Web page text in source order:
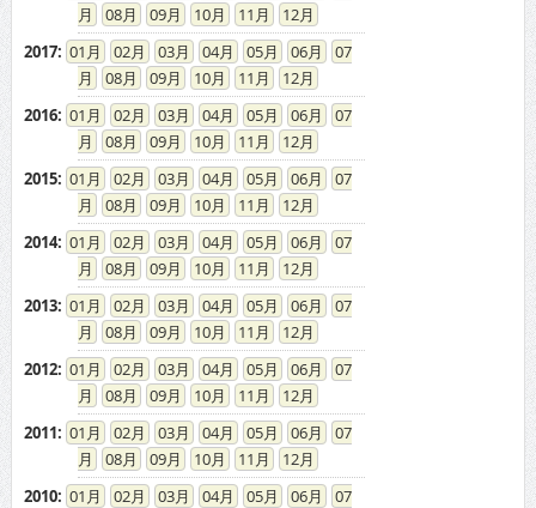
08
09 10 11
12
2017: 01 02 03 04 05 06
07
08
09 10 11
12
2016: 01 02 03 04 05 06
07
08
09 10 11
12
2015: 01 02 03 04 05 06
07
08
09 10 11
12
2014: 01 02 03 04 05 06
07
08
09 10 11
12
2013: 01 02 03 04 05 06
07
08
09 10 11
12
2012: 01 02 03 04 05 06
07
08
09 10 11
12
2011: 01 02 03 04 05 06
07
08
09 10 11
12
2010: 01 02 03 04 05 06
07